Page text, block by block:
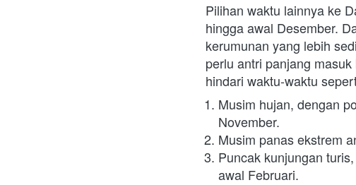
Pilihan waktu lainnya ke
hingga awal Desember.
kerumunan yang lebih
perlu antri panjang
hindari waktu-waktu
Musim hujan, dengan
November.
Musim panas ekstrem
Puncak kunjungan
awal Februari.